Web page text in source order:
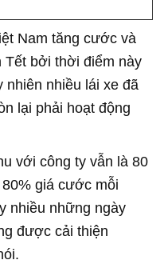
Nam tăng cước và
Tết bởi thời điểm này
nhiên nhiều lái xe đã
lại phải hoạt động
với công ty vẫn là 80
giá cước mỗi
nhiều những ngày
được cải thiện